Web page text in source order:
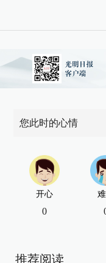
您此时的心情
开心
0
推荐阅读